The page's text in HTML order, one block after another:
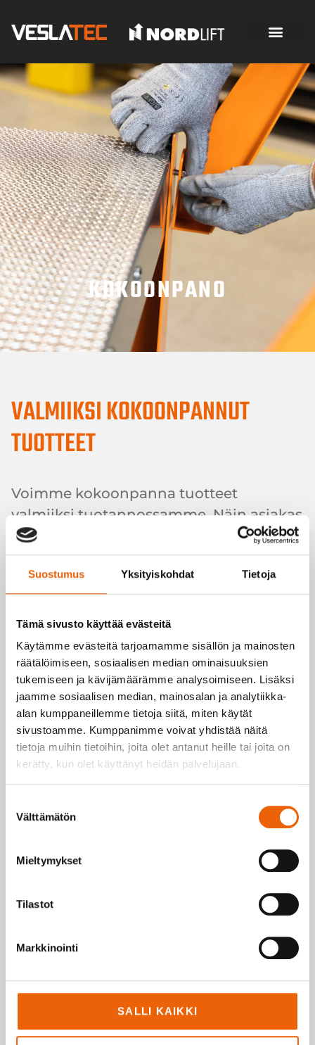
Suostumus Yksityiskohdat Tietoja
Tämä sivusto käyttää evästeitä
Käytämme evästeitä tarjoamamme sisällön ja mainosten
räätälöimiseen, sosiaalisen median ominaisuuksien
tukemiseen ja kävijämäärämme analysoimiseen. Lisäksi
jaamme sosiaalisen median, mainosalan ja analytiikka-
alan kumppaneillemme tietoja siitä, miten käytät
sivustoamme. Kumppanimme voivat yhdistää näitä
tietoja muihin tietoihin, joita olet antanut heille tai joita on
kerätty, kun olet käyttänyt heidän palvelujaan.
valinta
Välttämätön
Mieltymykset
Tilastot
Markkinointi
SALLI KAIKKI
KOKOONPANO
VALMIIKSI KOKOONPANNUT
TUOTTEET
Voimme kokoonpanna tuotteet
valmiiksi tuotannossamme. Näin asiakas
saa meiltä isot kokonaisuudet ja säästää
omaa aikaansa.
Tilaamme tuotteisiin tarvittaessa
asennamme ne paikoilleen.
Teettämällä kokoonpanon meillä asiakas voi
keskittyä ydinosaamiseensa. Meidän on
helppo tehdä tuotteet valmiiksi asti saman
katon alla ja varmistaa, että kaikki osat
sopivat yhteen.
Kokoonpanon tekeminen meillä vie myös
tuotekehitystä eteenpäin. Jos huomaamme